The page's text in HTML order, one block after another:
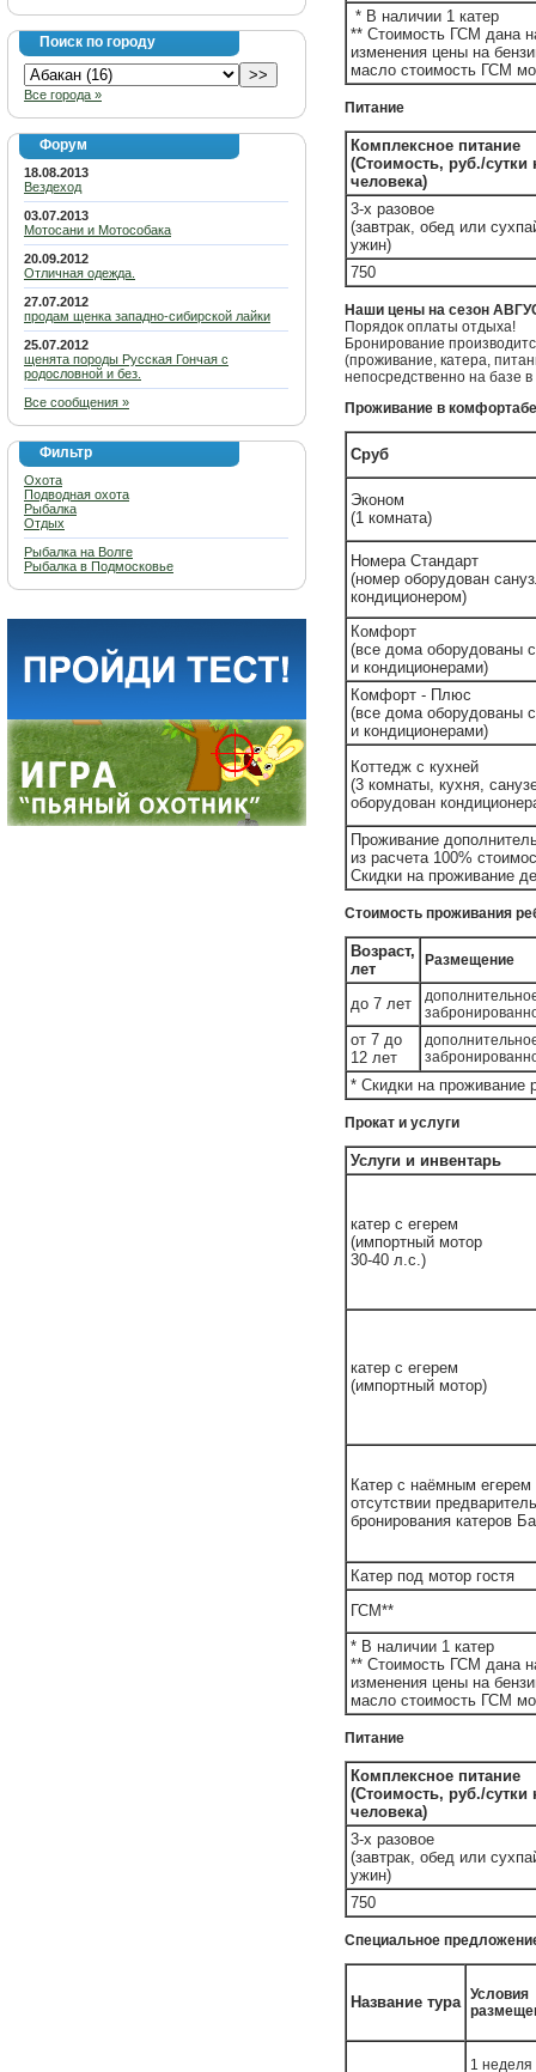
Поиск по городу
Все города »
Форум
18.08.2013
Вездеход
03.07.2013
Мотосани и Мотособака
20.09.2012
Отличная одежда.
27.07.2012
продам щенка западно-сибирской лайки
25.07.2012
щенята породы Русская Гончая с
родословной и без.
Все сообщения »
Фильтр
Охота
Подводная охота
Рыбалка
Отдых
Рыбалка на Волге
Рыбалка в Подмосковье
* В наличии 1 катер
** Стоимость ГСМ дана
изменения цены на
масло стоимость ГСМ
Питание
Комплексное питание
(Стоимость, руб./сутки
человека)
3-х разовое
(завтрак, обед или
ужин)
750
Наши цены на сезон
Порядок оплаты отдыха!
Бронирование
(проживание, катера,
непосредственно на базе
Проживание в
Сруб
Эконом
(1 комната)
Номера Стандарт
(номер оборудован
кондиционером)
Комфорт
(все дома оборудованы
и кондиционерами)
Комфорт - Плюс
(все дома оборудованы
и кондиционерами)
Коттедж с кухней
(3 комнаты, кухня,
оборудован
Проживание
из расчета 100%
Скидки на проживание
Стоимость проживания
Возраст,
лет
Размещение
до 7 лет
от 7 до
12 лет
* Скидки на проживание
Прокат и услуги
Услуги и инвентарь
катер с егерем
(импортный мотор
30-40 л.с.)
катер с егерем
(импортный мотор)
Катер с наёмным егерем
отсутствии
бронирования катеров
Катер под мотор гостя
ГСМ**
* В наличии 1 катер
** Стоимость ГСМ дана
изменения цены на
масло стоимость ГСМ
Питание
Комплексное питание
(Стоимость, руб./сутки
человека)
3-х разовое
(завтрак, обед или
ужин)
750
Специальное
Название тура Условия
1 неделя